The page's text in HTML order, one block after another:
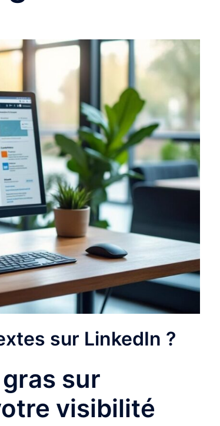
sur LinkedIn ?
sur
visibilité